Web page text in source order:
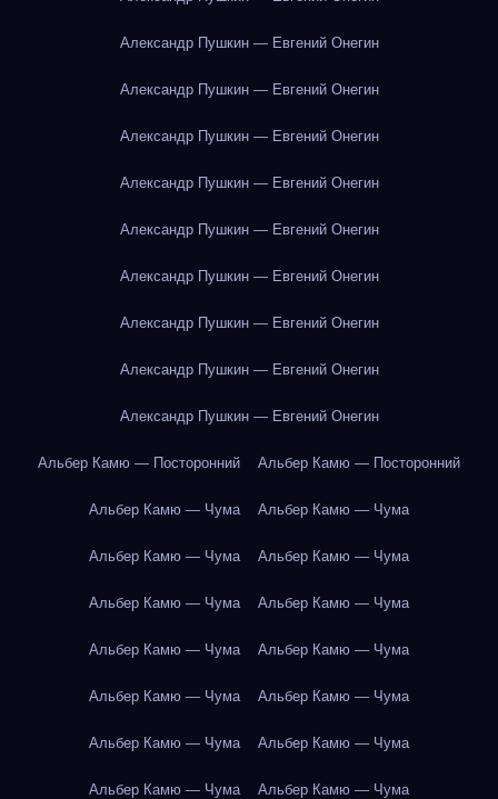
Александр Пушкин — Евгений Онегин
Александр Пушкин — Евгений Онегин
Александр Пушкин — Евгений Онегин
Александр Пушкин — Евгений Онегин
Александр Пушкин — Евгений Онегин
Александр Пушкин — Евгений Онегин
Александр Пушкин — Евгений Онегин
Александр Пушкин — Евгений Онегин
Александр Пушкин — Евгений Онегин
Альбер Камю — Посторонний Альбер Камю — Посторонний
Альбер Камю — Чума Альбер Камю — Чума
Альбер Камю — Чума Альбер Камю — Чума
Альбер Камю — Чума Альбер Камю — Чума
Альбер Камю — Чума Альбер Камю — Чума
Альбер Камю — Чума Альбер Камю — Чума
Альбер Камю — Чума Альбер Камю — Чума
Альбер Камю — Чума Альбер Камю — Чума